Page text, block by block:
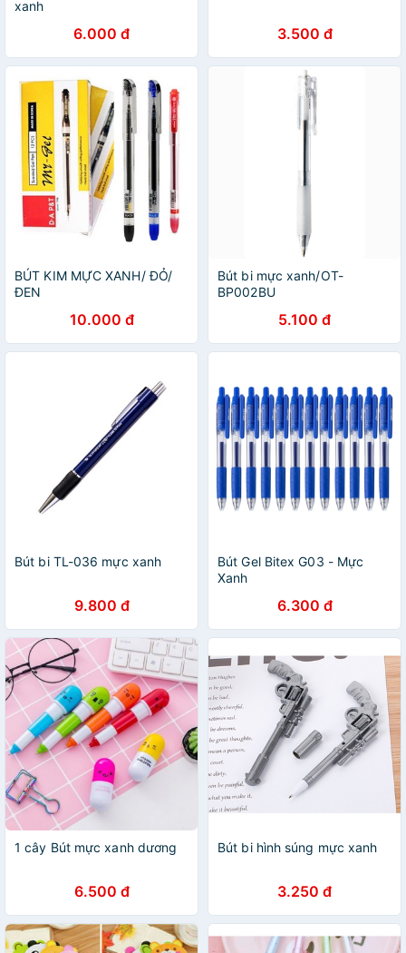
xanh
6.000 đ 3.500 đ
BÚT KIM MỰC XANH/ ĐỎ/
ĐEN
10.000 đ
Bút bi mực xanh/OT-
BP002BU
5.100 đ
Bút bi TL-036 mực xanh
9.800 đ
Bút Gel Bitex G03 - Mực
Xanh
6.300 đ
1 cây Bút mực xanh dương
6.500 đ
Bút bi hình súng mực xanh
3.250 đ